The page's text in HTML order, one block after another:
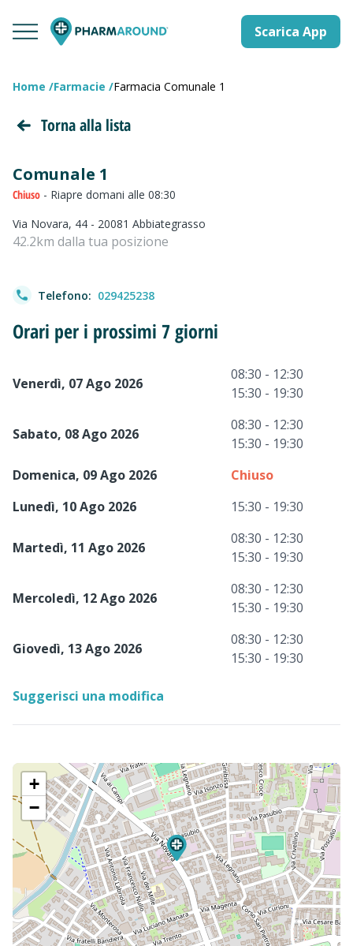
Scarica App
Home Farmacie Farmacia Comunale 1
Torna alla lista
Comunale 1
Chiuso - Riapre domani alle 08:30
Via Novara, 44 - 20081 Abbiategrasso
42.2km dalla tua posizione
Telefono: 029425238
Orari per i prossimi 7 giorni
Venerdì, 07 Ago 2026
08:30 - 12:30
15:30 - 19:30
Sabato, 08 Ago 2026
08:30 - 12:30
15:30 - 19:30
Domenica, 09 Ago 2026
Chiuso
Lunedì, 10 Ago 2026
15:30 - 19:30
Martedì, 11 Ago 2026
08:30 - 12:30
15:30 - 19:30
Mercoledì, 12 Ago 2026
08:30 - 12:30
15:30 - 19:30
Giovedì, 13 Ago 2026
08:30 - 12:30
15:30 - 19:30
Suggerisci una modifica
+
−